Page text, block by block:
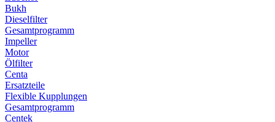
Bukh
Dieselfilter
Gesamtprogramm
Impeller
Motor
Ölfilter
Centa
Ersatzteile
Flexible Kupplungen
Gesamtprogramm
Centek